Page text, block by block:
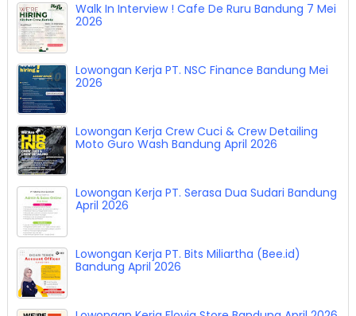
Walk In Interview ! Cafe De Ruru Bandung 7 Mei
2026
Lowongan Kerja PT. NSC Finance Bandung Mei
2026
Lowongan Kerja Crew Cuci & Crew Detailing
Moto Guro Wash Bandung April 2026
Lowongan Kerja PT. Serasa Dua Sudari Bandung
April 2026
Lowongan Kerja PT. Bits Miliartha (Bee.id)
Bandung April 2026